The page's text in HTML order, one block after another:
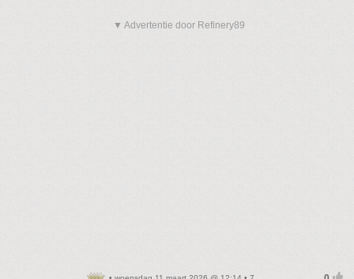
▼ Advertentie door Refinery89